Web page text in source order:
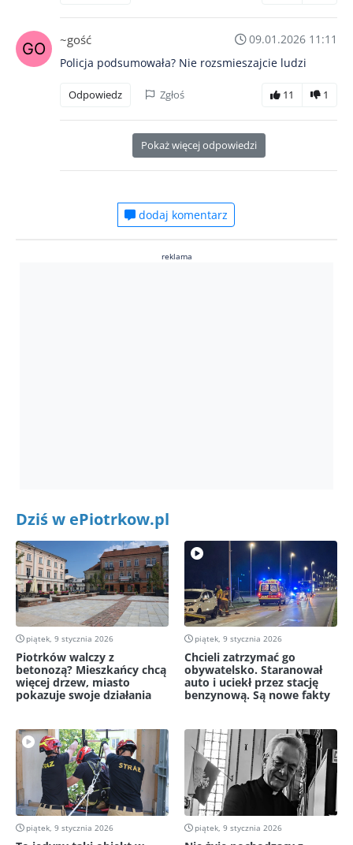
~gość
09.01.2026 11:11
Policja podsumowała? Nie rozsmieszajcie ludzi
Odpowiedz Zgłoś 11 1
Pokaż więcej odpowiedzi
dodaj komentarz
reklama
Dziś w ePiotrkow.pl
piątek, 9 stycznia 2026
Piotrków walczy z
betonozą? Mieszkańcy chcą
więcej drzew, miasto
pokazuje swoje działania
piątek, 9 stycznia 2026
Chcieli zatrzymać go
obywatelsko. Staranował
auto i uciekł przez stację
benzynową. Są nowe fakty
piątek, 9 stycznia 2026 piątek, 9 stycznia 2026